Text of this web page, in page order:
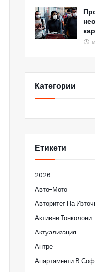
Категории
Етикети
2026
Авто-Мото
Авторитет На
Активни Тонколони
Актуализация
Антре
Апартаменти В